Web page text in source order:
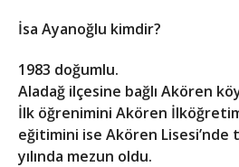
İsa Ayanoğlu kimdir?
1983 doğumlu.
Aladağ ilçesine bağlı Akören
İlk öğrenimini Akören
eğitimini ise Akören Lisesi’nde
yılında mezun oldu.